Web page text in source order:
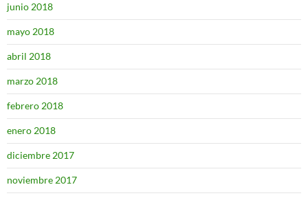
junio 2018
mayo 2018
abril 2018
marzo 2018
febrero 2018
enero 2018
diciembre 2017
noviembre 2017